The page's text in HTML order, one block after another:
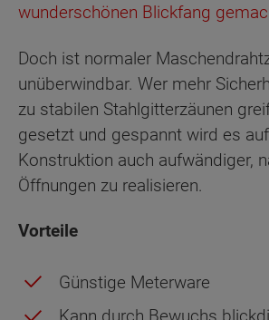
wunderschönen Blickfang
Doch ist normaler
unüberwindbar. Wer mehr
zu stabilen Stahlgitterzäunen
gesetzt und gespannt wird es
Konstruktion auch aufwändiger,
Öffnungen zu realisieren.
Vorteile
Günstige Meterware
Kann durch Bewuchs